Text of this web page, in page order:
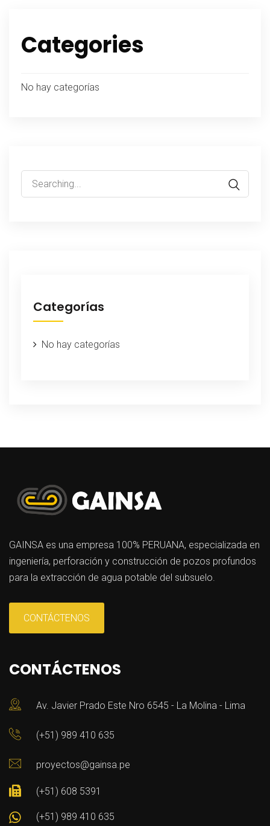
Categories
No hay categorías
Search
for:
Categorías
No hay categorías
GAINSA es una empresa 100% PERUANA, especializada en
ingeniería, perforación y construcción de pozos profundos
para la extracción de agua potable del subsuelo.
CONTÁCTENOS
CONTÁCTENOS
Av. Javier Prado Este Nro 6545 - La Molina - Lima
(+51) 989 410 635
proyectos@gainsa.pe
(+51) 608 5391
(+51) 989 410 635